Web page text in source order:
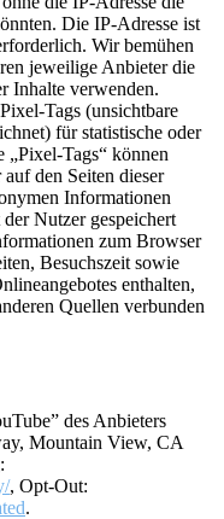
Die IP-Adresse ist
Wir bemühen
jeweilige Anbieter die
Inhalte verwenden.
Tags (unsichtbare
für statistische oder
Tags“ können
den Seiten dieser
Informationen
Nutzer gespeichert
zum Browser
Besuchszeit sowie
enthalten,
Quellen verbunden
des Anbieters
Mountain View, CA
, Opt-Out:
.